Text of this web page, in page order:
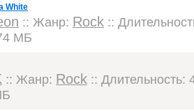
White
:: Жанр: Rock ::
МБ
:: Жанр: Rock :: Длительность: